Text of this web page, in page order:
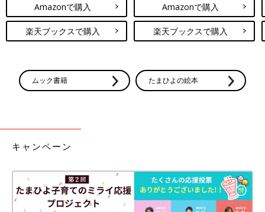
愛知県厚生農業協同組合連合会海南病院
みよし市
花レディースクリニック
伊藤ウイメンズクリニック
広渡レディスクリニック
Amazonで購入
楽天ブックスで購入
Amazonで購入
楽天ブックスで購入
ムック書籍 たまひよの絵本
キャンペーン